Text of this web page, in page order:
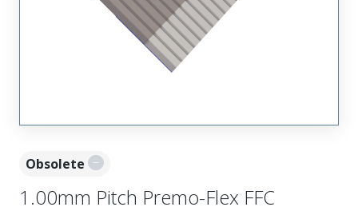
Obsolete
1.00mm Pitch Premo-Flex FFC